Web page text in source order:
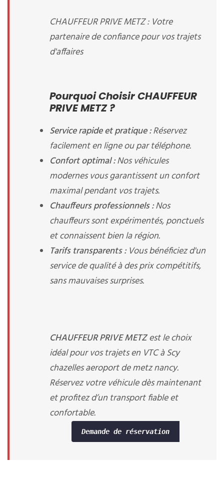
CHAUFFEUR PRIVE METZ : Votre
partenaire de confiance pour vos trajets
d'affaires
Pourquoi Choisir CHAUFFEUR
PRIVE METZ ?
Service rapide et pratique :Réservez
facilement en ligne ou par téléphone.
Confort optimal :Nos véhicules
modernes vous garantissent un confort
maximal pendant vos trajets.
Chauffeurs professionnels :Nos
chauffeurs sont expérimentés, ponctuels
et connaissent bien la région.
Tarifs transparents :Vous bénéficiez d'un
service de qualité à des prix compétitifs,
sans mauvaises surprises.
CHAUFFEUR PRIVE METZest le choix
idéal pour vos trajets en VTC à Scy
chazelles aeroport de metz nancy.
Réservez votre véhicule dès maintenant
et profitez d’un transport fiable et
confortable.
Demande de réservation